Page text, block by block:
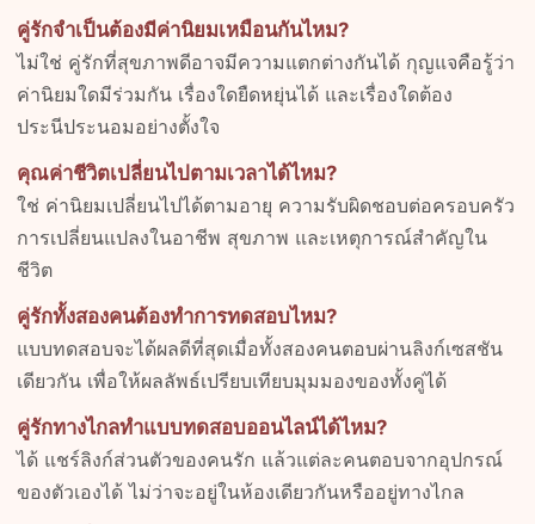
คู่รักจำเป็นต้องมีค่านิยมเหมือนกันไหม?
ไม่ใช่ คู่รักที่สุขภาพดีอาจมีความแตกต่างกันได้ กุญแจคือรู้ว่า
ค่านิยมใดมีร่วมกัน เรื่องใดยืดหยุ่นได้ และเรื่องใดต้อง
ประนีประนอมอย่างตั้งใจ
คุณค่าชีวิตเปลี่ยนไปตามเวลาได้ไหม?
ใช่ ค่านิยมเปลี่ยนไปได้ตามอายุ ความรับผิดชอบต่อครอบครัว
การเปลี่ยนแปลงในอาชีพ สุขภาพ และเหตุการณ์สำคัญใน
ชีวิต
คู่รักทั้งสองคนต้องทำการทดสอบไหม?
แบบทดสอบจะได้ผลดีที่สุดเมื่อทั้งสองคนตอบผ่านลิงก์เซสชัน
เดียวกัน เพื่อให้ผลลัพธ์เปรียบเทียบมุมมองของทั้งคู่ได้
คู่รักทางไกลทำแบบทดสอบออนไลน์ได้ไหม?
ได้ แชร์ลิงก์ส่วนตัวของคนรัก แล้วแต่ละคนตอบจากอุปกรณ์
ของตัวเองได้ ไม่ว่าจะอยู่ในห้องเดียวกันหรืออยู่ทางไกล